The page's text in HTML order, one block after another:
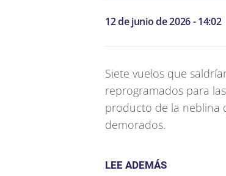
12 de junio de 2026 - 14:02
Siete vuelos que
reprogramados para
producto de la neblina
demorados.
LEE ADEMÁS